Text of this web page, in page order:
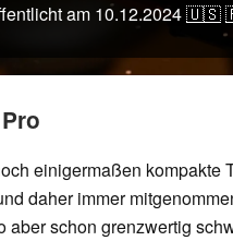
am 10.12.2024🇺🇸
einigermaßen kompakte
daher immer
aber schon grenzwertig